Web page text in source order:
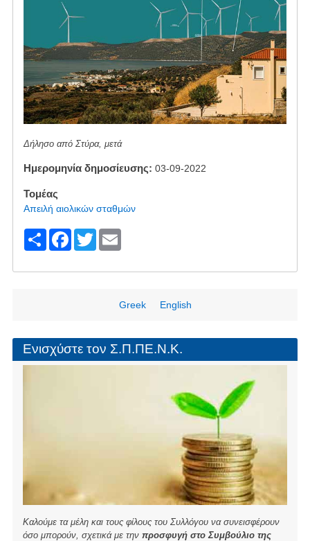
Δήλησο από Στύρα, μετά
Ημερομηνία δημοσίευσης 03-09-2022
Τομέας
Απειλή αιολικών σταθμών
S F
o
o
T E
Greek English
Ενισχύστε τον Σ.Π.ΠΕ.Ν.Κ.
Καλούμε τα μέλη και τους φίλους του Συλλόγου να συνεισφέρουν
όσο μπορούν, σχετικά με την προσφυγή στο Συμβούλιο της